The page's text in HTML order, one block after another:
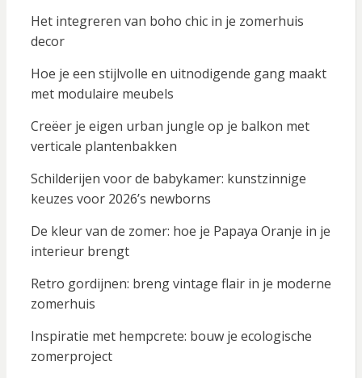
Het integreren van boho chic in je zomerhuis
decor
Hoe je een stijlvolle en uitnodigende gang maakt
met modulaire meubels
Creëer je eigen urban jungle op je balkon met
verticale plantenbakken
Schilderijen voor de babykamer: kunstzinnige
keuzes voor 2026’s newborns
De kleur van de zomer: hoe je Papaya Oranje in je
interieur brengt
Retro gordijnen: breng vintage flair in je moderne
zomerhuis
Inspiratie met hempcrete: bouw je ecologische
zomerproject